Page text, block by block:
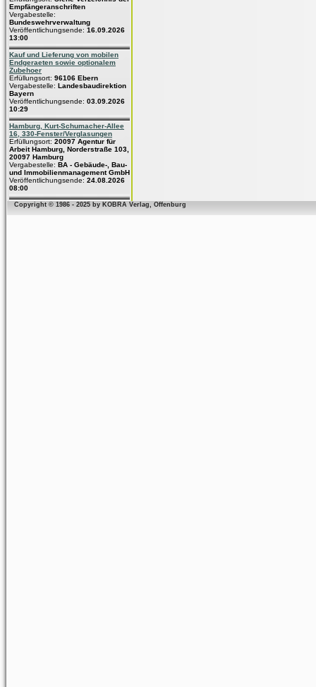
Empfängeranschriften
Vergabestelle:
Bundeswehrverwaltung
Veröffentlichungsende: 16.09.2026
13:00
Kauf und Lieferung von mobilen
Endgeraeten sowie optionalem
Zubehoer
Erfüllungsort: 96106 Ebern
Vergabestelle: Landesbaudirektion
Bayern
Veröffentlichungsende: 03.09.2026
10:29
Hamburg, Kurt-Schumacher-Allee
16, 330-Fenster/Verglasungen
Erfüllungsort: 20097 Agentur für
Arbeit Hamburg, Norderstraße 103,
20097 Hamburg
Vergabestelle: BA - Gebäude-, Bau-
und Immobilienmanagement GmbH
Veröffentlichungsende: 24.08.2026
08:00
Copyright © 1986 - 2025 by KOBRA Verlag, Offenburg